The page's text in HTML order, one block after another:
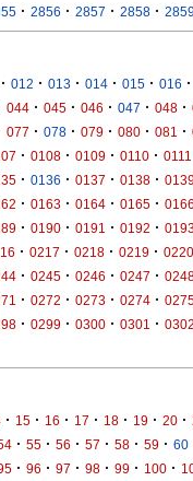
· 2856 · 2857 · 2858 ·
· 012 · 013 · 014 · 015 · 016 ·
044 · 045 · 046 · 047 · 048 ·
077 · 078 · 079 · 080 · 081 ·
· 0108 · 0109 · 0110 · 0111
· 0136 · 0137 · 0138 ·
· 0163 · 0164 · 0165 · 0166
· 0190 · 0191 · 0192 ·
· 0217 · 0218 · 0219 · 0220
· 0245 · 0246 · 0247 ·
· 0272 · 0273 · 0274 ·
· 0299 · 0300 · 0301 · 0302
· 15 · 16 · 17 · 18 · 19 · 20 ·
· 55 · 56 · 57 · 58 · 59 · 60
· 96 · 97 · 98 · 99 · 100 ·